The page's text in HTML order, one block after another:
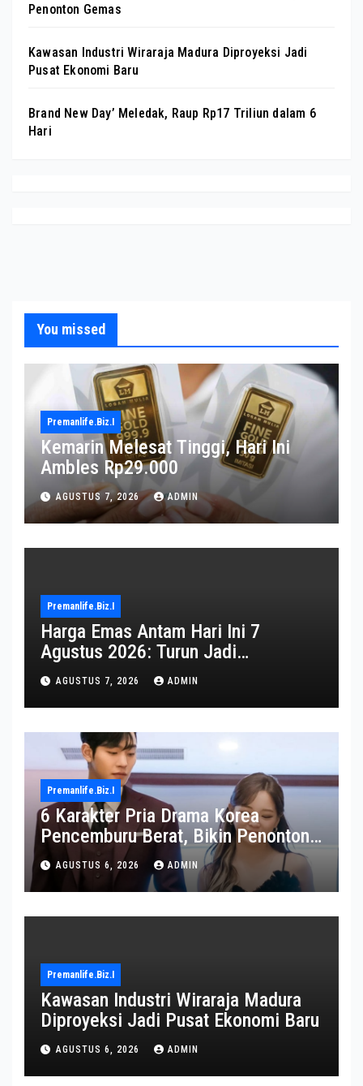
Penonton Gemas
Kawasan Industri Wiraraja Madura Diproyeksi Jadi
Pusat Ekonomi Baru
Brand New Day’ Meledak, Raup Rp17 Triliun dalam 6
Hari
You missed
Premanlife.biz.i
Kemarin Melesat Tinggi, Hari Ini
Ambles Rp29.000
AGUSTUS 7, 2026 ADMIN
Premanlife.biz.i
Harga Emas Antam Hari Ini 7
Agustus 2026: Turun Jadi
Rp2.650.000
AGUSTUS 7, 2026 ADMIN
Premanlife.biz.i
6 Karakter Pria Drama Korea
Pencemburu Berat, Bikin Penonton
Gemas
AGUSTUS 6, 2026 ADMIN
Premanlife.biz.i
Kawasan Industri Wiraraja Madura
Diproyeksi Jadi Pusat Ekonomi Baru
AGUSTUS 6, 2026 ADMIN